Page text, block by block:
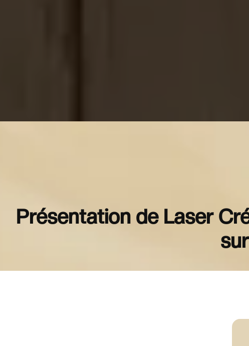
Présentation de Laser